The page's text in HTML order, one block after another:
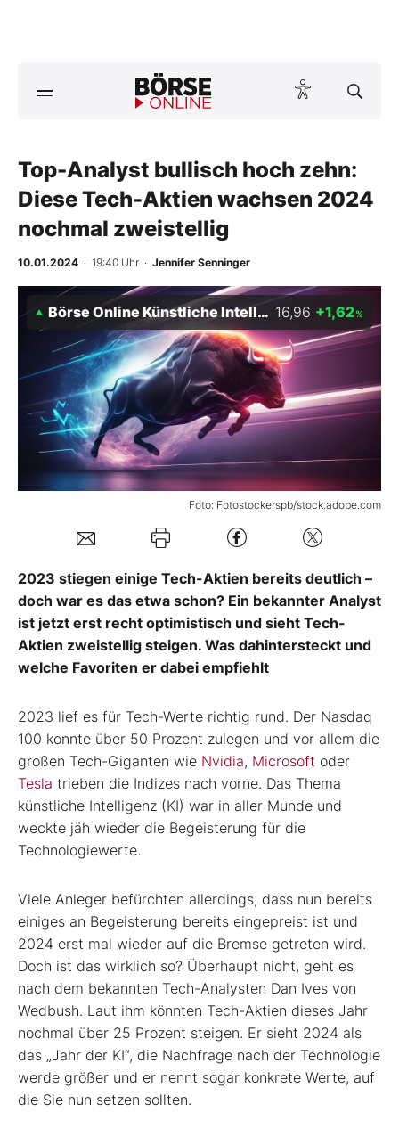
Anlageprodukte
Finanz-Check
Abo & Shop
BO-Musterdepots
Experten
Mein B:O
Mein Konto
Kontakt
Top-Analyst bullisch hoch zehn:
Diese Tech-Aktien wachsen 2024
nochmal zweistellig
10.01.2024 · 19:40 Uhr · Jennifer Senninger
Foto: Fotostockerspb/stock.adobe.com
Börse Online Künstliche Intelligenz Index 16,96 +1,62%
2023 stiegen einige Tech-Aktien bereits deutlich –
doch war es das etwa schon? Ein bekannter Analyst
ist jetzt erst recht optimistisch und sieht Tech-
Aktien zweistellig steigen. Was dahintersteckt und
welche Favoriten er dabei empfiehlt
2023 lief es für Tech-Werte richtig rund. Der Nasdaq
100 konnte über 50 Prozent zulegen und vor allem die
großen Tech-Giganten wie Nvidia, Microsoft oder
Tesla trieben die Indizes nach vorne. Das Thema
künstliche Intelligenz (KI) war in aller Munde und
weckte jäh wieder die Begeisterung für die
Technologiewerte.
Viele Anleger befürchten allerdings, dass nun bereits
einiges an Begeisterung bereits eingepreist ist und
2024 erst mal wieder auf die Bremse getreten wird.
Doch ist das wirklich so? Überhaupt nicht, geht es
nach dem bekannten Tech-Analysten Dan Ives von
Wedbush. Laut ihm könnten Tech-Aktien dieses Jahr
nochmal über 25 Prozent steigen. Er sieht 2024 als
das „Jahr der KI“, die Nachfrage nach der Technologie
werde größer und er nennt sogar konkrete Werte, auf
die Sie nun setzen sollten.